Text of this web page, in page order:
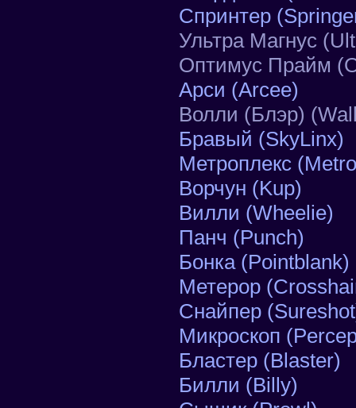
Спринтер
Ультра Магнус
Оптимус Прайм
Арси (Arcee)
Волли (Блэр)
Бравый (SkyLinx)
Метроплекс
Ворчун (Kup)
Вилли (Wheelie)
Панч (Punch)
Бонка (Pointblank)
Метерор
Снайпер
Микроскоп
Бластер (Blaster)
Билли (Billy)